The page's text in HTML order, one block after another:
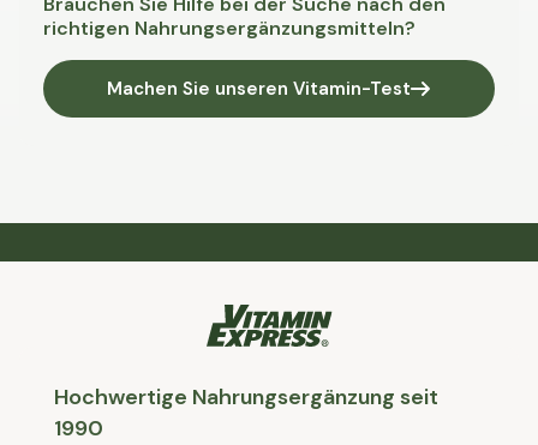
richtigen Nahrungsergänzungsmitteln?
Machen Sie unseren Vitamin-Test
Hochwertige Nahrungsergänzung seit
1990